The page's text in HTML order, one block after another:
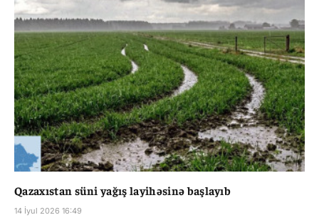
Qazaxıstan süni yağış layihəsinə başlayıb
14 İyul 2026 16:49